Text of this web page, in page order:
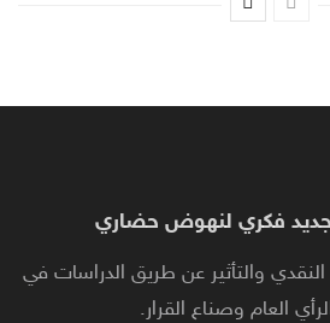
فكري لنهوض حضاري
النقدي والتأثير عن طريق الدراسات في
العام وصناع القرار.